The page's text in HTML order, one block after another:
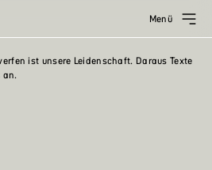
Menü
ist unsere Leidenschaft. Daraus Texte
an.